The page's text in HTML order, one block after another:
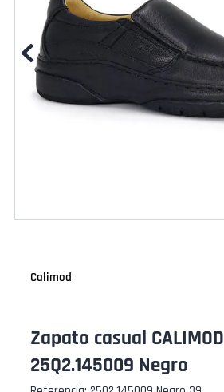
Calimod
Zapato casual CALIMOD
25Q2.145009 Negro